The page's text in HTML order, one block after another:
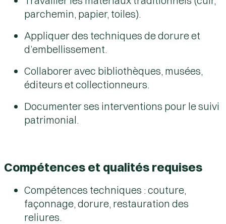
parchemin, papier, toiles).
Appliquer des techniques de dorure et
d’embellissement.
Collaborer avec bibliothèques, musées,
éditeurs et collectionneurs.
Documenter ses interventions pour le suivi
patrimonial.
Compétences et qualités requises
Compétences techniques : couture,
façonnage, dorure, restauration des
reliures.